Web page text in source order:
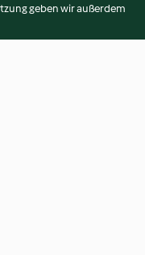
geben wir außerdem